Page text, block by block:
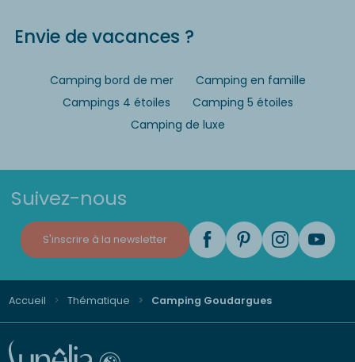
Envie de vacances ?
Camping bord de mer
Camping en famille
Campings 4 étoiles
Camping 5 étoiles
Camping de luxe
Suivez-nous
S'inscrire à la newsletter
Accueil Thématique Camping Goudargues